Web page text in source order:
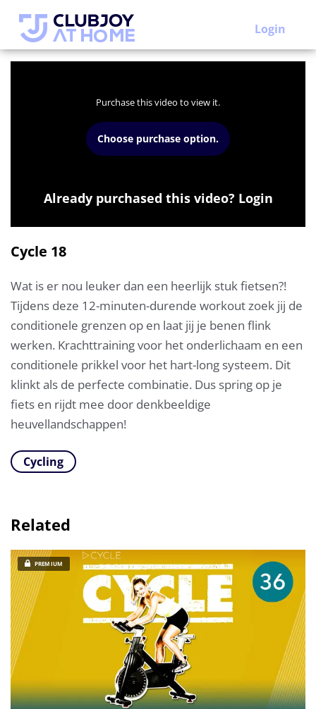
Login
Purchase this video to view it.
Choose purchase option.
Already purchased this video? Login
Cycle 18
Wat is er nou leuker dan een heerlijk stuk fietsen?!
Tijdens deze 12-minuten-durende workout zoek jij de
conditionele grenzen op en laat jij je benen flink
werken. Krachttraining voor het onderlichaam en een
conditionele prikkel voor het hart-long systeem. Dit
klinkt als de perfecte combinatie. Dus spring op je
fiets en rijdt mee door denkbeeldige
heuvellandschappen!
Cycling
Related
PREMIUM